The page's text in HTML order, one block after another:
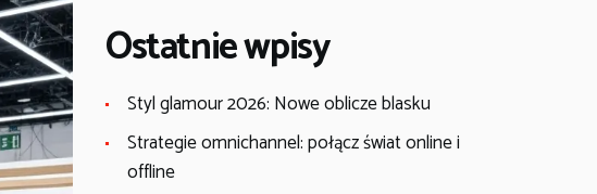
Ostatnie wpisy
Styl glamour 2026: Nowe oblicze blasku
Strategie omnichannel: połącz świat online i
offline